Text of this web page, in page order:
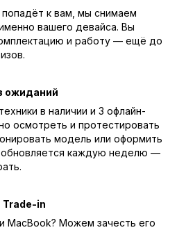
к вам, мы снимаем
вашего девайса. Вы
и работу — ещё до
ожиданий
в наличии и 3 офлайн-
осмотреть и протестировать
модель или оформить
обновляется каждую неделю —
in
MacBook? Можем зачесть его